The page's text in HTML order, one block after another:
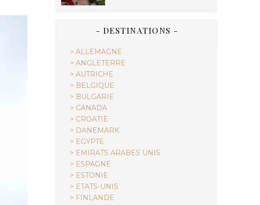
- DESTINATIONS -
> ALLEMAGNE
> ANGLETERRE
> AUTRICHE
> BELGIQUE
> BULGARIE
> CANADA
> CROATIE
> DANEMARK
> EGYPTE
> EMIRATS ARABES UNIS
> ESPAGNE
> ESTONIE
> ETATS-UNIS
> FINLANDE